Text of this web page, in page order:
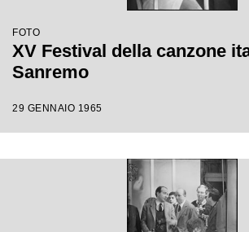
FOTO
XV Festival della canzone
Sanremo
29 GENNAIO 1965